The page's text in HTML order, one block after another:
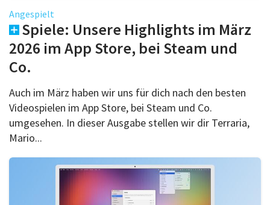
Angespielt
Spiele: Unsere Highlights im März
2026 im App Store, bei Steam und
Co.
Auch im März haben wir uns für dich nach den besten
Videospielen im App Store, bei Steam und Co.
umgesehen. In dieser Ausgabe stellen wir dir Terraria,
Mario...